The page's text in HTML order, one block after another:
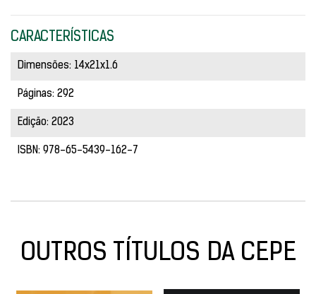
CARACTERÍSTICAS
Dimensões: 14x21x1.6
Páginas: 292
Edição: 2023
ISBN: 978-65-5439-162-7
OUTROS TÍTULOS DA CEPE